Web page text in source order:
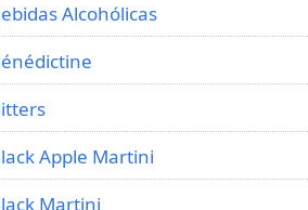
Alcohólicas
Apple Martini
Martini